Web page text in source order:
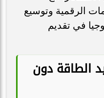
الرقمية وتوسيع
في تقديم
الطاقة دون